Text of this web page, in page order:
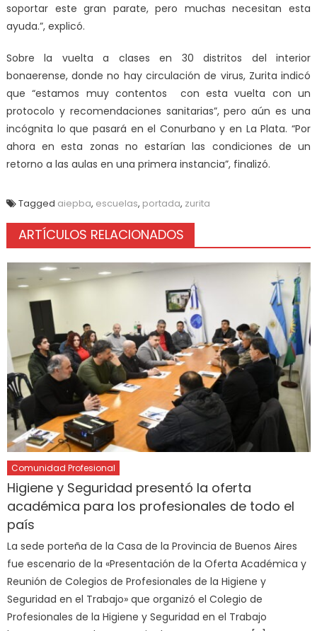
soportar este gran parate, pero muchas necesitan esta
ayuda.”, explicó.
Sobre la vuelta a clases en 30 distritos del interior
bonaerense, donde no hay circulación de virus, Zurita indicó
que “estamos muy contentos con esta vuelta con un
protocolo y recomendaciones sanitarias”, pero aún es una
incógnita lo que pasará en el Conurbano y en La Plata. “Por
ahora en esta zonas no estarían las condiciones de un
retorno a las aulas en una primera instancia”, finalizó.
Tagged aiepba, escuelas, portada, zurita
ARTÍCULOS RELACIONADOS
Comunidad Profesional
Higiene y Seguridad presentó la oferta
académica para los profesionales de todo el
país
La sede porteña de la Casa de la Provincia de Buenos Aires
fue escenario de la «Presentación de la Oferta Académica y
Reunión de Colegios de Profesionales de la Higiene y
Seguridad en el Trabajo» que organizó el Colegio de
Profesionales de la Higiene y Seguridad en el Trabajo